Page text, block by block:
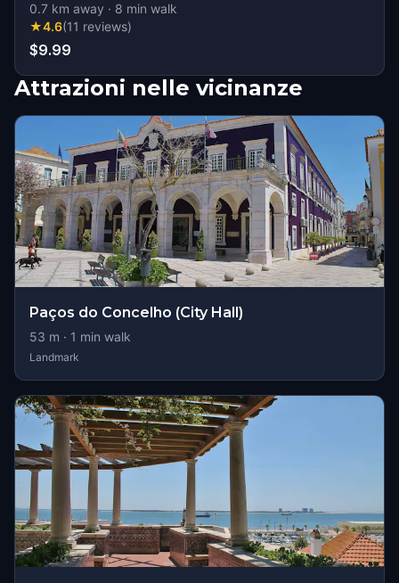
0.7 km away · 8 min walk
★4.6(11 reviews)
$9.99
Attrazioni nelle vicinanze
Paços do Concelho (City Hall)
53 m · 1 min walk
Landmark